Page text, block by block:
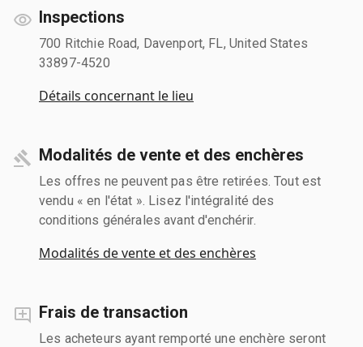
Inspections
700 Ritchie Road, Davenport, FL, United States
33897-4520
Détails concernant le lieu
Modalités de vente et des enchères
Les offres ne peuvent pas être retirées. Tout est
vendu « en l'état ». Lisez l'intégralité des
conditions générales avant d'enchérir.
Modalités de vente et des enchères
Frais de transaction
Les acheteurs ayant remporté une enchère seront